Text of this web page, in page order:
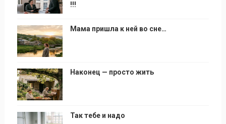
!!!
Мама пришла к ней во сне…
Наконец — просто жить
Так тебе и надо